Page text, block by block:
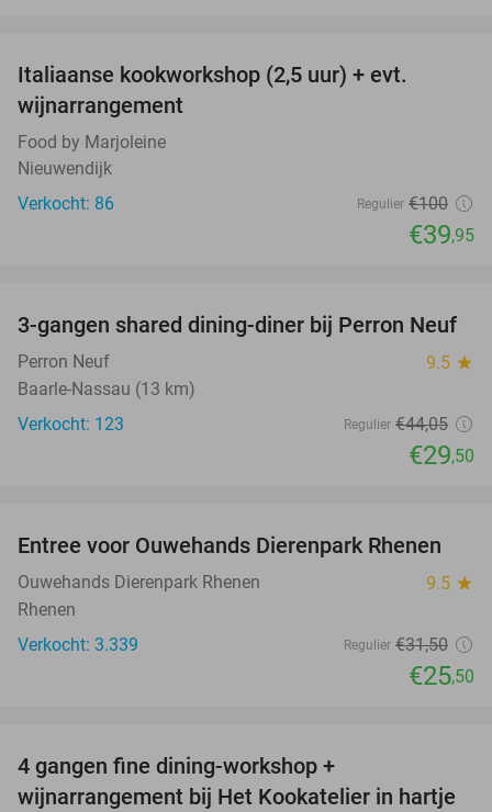
Italiaanse kookworkshop (2,5 uur) + evt.
wijnarrangement
Food by Marjoleine
Nieuwendijk
Verkocht: 86
Regulier €100
€39,95
33%
3-gangen shared dining-diner bij Perron Neuf
Perron Neuf 9.5 star
Baarle-Nassau (13 km)
Verkocht: 123
Regulier €44,05
€29,50
19%
Entree voor Ouwehands Dierenpark Rhenen
Ouwehands Dierenpark Rhenen 9.5 star
Rhenen
Verkocht: 3.339
Regulier €31,50
€25,50
4 gangen fine dining-workshop +
wijnarrangement bij Het Kookatelier in hartje